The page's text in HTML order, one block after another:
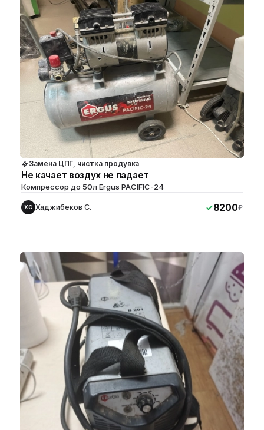
Замена ЦПГ, чистка продувка
Не качает воздух не падает
Компрессор до 50л Ergus PACIFIC-24
ХС Хаджибеков С. 8200₽